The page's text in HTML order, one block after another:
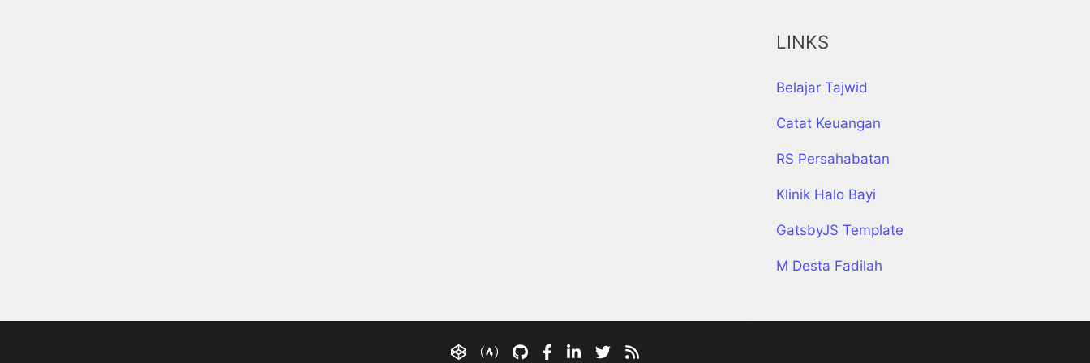
LINKS
Belajar Tajwid
Catat Keuangan
RS Persahabatan
Klinik Halo Bayi
GatsbyJS Template
M Desta Fadilah